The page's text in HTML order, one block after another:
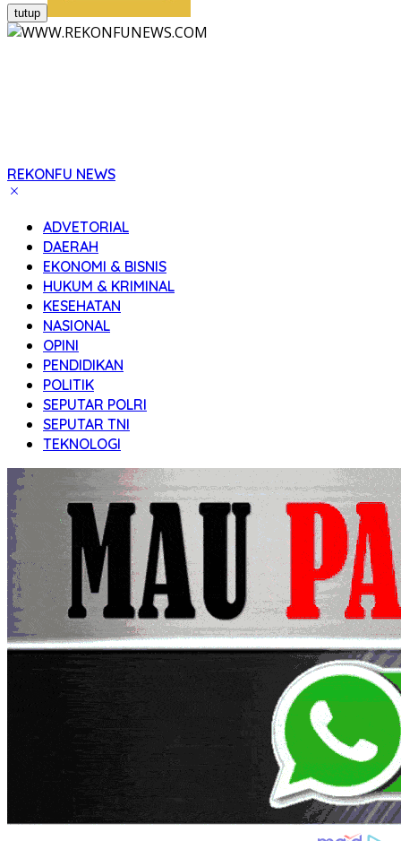
tutup
REKONFU NEWS
Tegas,
dan
Transparan
ADVETORIAL
DAERAH
EKONOMI & BISNIS
HUKUM & KRIMINAL
KESEHATAN
NASIONAL
OPINI
PENDIDIKAN
POLITIK
SEPUTAR POLRI
SEPUTAR TNI
TEKNOLOGI